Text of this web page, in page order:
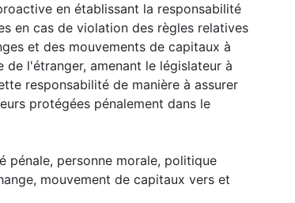
en établissant la responsabilité
en cas de violation des règles relatives
et des mouvements de capitaux à
l'étranger, amenant le législateur à
responsabilité de manière à assurer
protégées pénalement dans le
pénale, personne morale, politique
mouvement de capitaux vers et